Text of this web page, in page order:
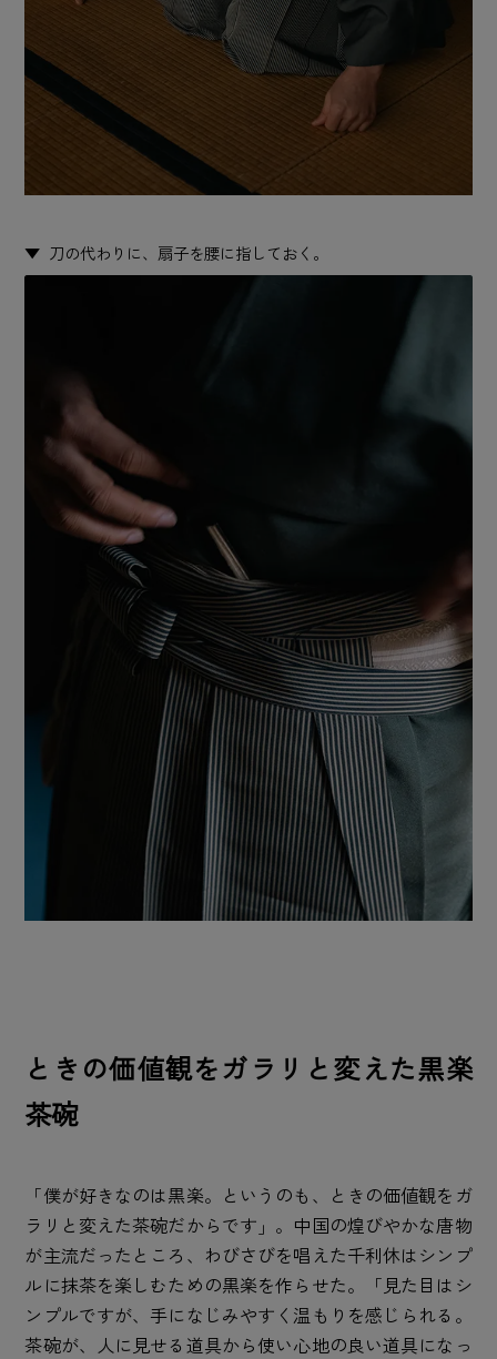
刀の代わりに、扇子を腰に指しておく。
ときの価値観をガラリと変えた黒楽
茶碗
「僕が好きなのは黒楽。というのも、ときの価値観をガ
ラリと変えた茶碗だからです」。中国の煌びやかな唐物
が主流だったところ、わびさびを唱えた千利休はシンプ
ルに抹茶を楽しむための黒楽を作らせた。「見た目はシ
ンプルですが、手になじみやすく温もりを感じられる。
茶碗が、人に見せる道具から使い心地の良い道具になっ